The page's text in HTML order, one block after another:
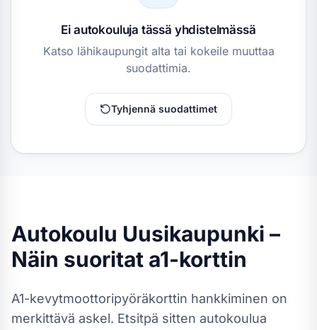
Ei autokouluja tässä yhdistelmässä
Katso lähikaupungit alta tai kokeile muuttaa
suodattimia.
Tyhjennä suodattimet
Autokoulu Uusikaupunki –
Näin suoritat a1-korttin
A1-kevytmoottoripyöräkorttin hankkiminen on
merkittävä askel. Etsitpä sitten autokoulua